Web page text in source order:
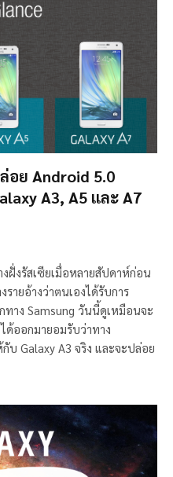
อย Android 5.0
A3, A5 และ A7
ฝั่งรัสเซียเมื่อหลายสัปดาห์ก่อน
รายอ้างว่าตนเองได้รับการ
ทาง Samsung วันนี้ดูเหมือนจะ
ด้ออกมายอมรับว่าทาง
บ Galaxy A3 จริง และจะปล่อย